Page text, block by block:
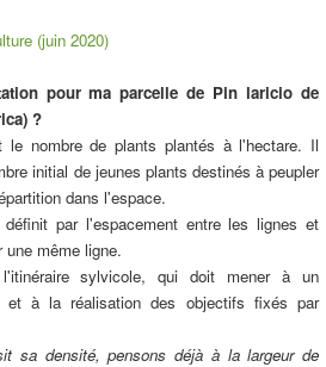
(juin 2020)
pour ma parcelle de Pin laricio de
?
le nombre de plants plantés à l'hectare. Il
initial de jeunes plants destinés à peupler
dans l'espace.
par l'espacement entre les lignes et
même ligne.
sylvicole, qui doit mener à un
et à la réalisation des objectifs fixés par
sa densité, pensons déjà à la largeur de